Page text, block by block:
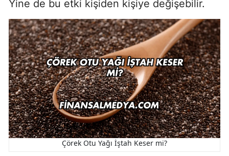
Yine de bu etki kişiden kişiye değişebilir.
Çörek Otu Yağı İştah Keser mi?